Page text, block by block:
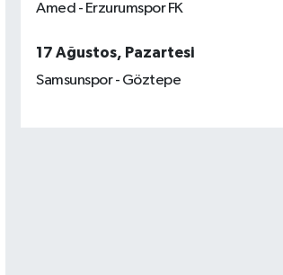
Amed - Erzurumspor FK
17 Ağustos, Pazartesi
Samsunspor - Göztepe